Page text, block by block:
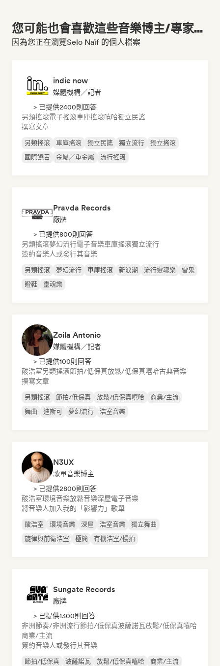
您可能也會喜歡這些音樂博主/專家...
因為您正在瀏覽Selo Naïf 的個人檔案
indie now
媒體機構／記者
> 已提供2400則回答
另類搖滾電子搖滾車庫搖滾嘻哈獨立民謠
撰寫文章
另類搖滾 車庫搖滾 獨立民謠 獨立流行
獨立搖滾
國際饒舌
金屬／重金屬 流行搖滾
Pravda Records
廠牌
> 已提供800則回答
另類搖滾夢幻流行電子音樂車庫搖滾獨立流行
簽約音樂人或發行其音樂
另類搖滾 夢幻流行 車庫搖滾 新浪潮 流行靈魂樂
雷鬼
瞪鞋
靈魂樂
Zoila Antonio
媒體機構／記者
> 已提供100則回答
酸浩室另類搖滾節拍/低保真放鬆/低保真嘻哈古典音樂
撰寫文章
另類搖滾 節拍/低保真 放鬆/低保真嘻哈
商業/主流
舞曲
迪斯可 夢幻流行 浩室音樂
N3UX
歌單音樂博主
> 已提供2800則回答
酸浩室環境音樂放鬆音樂深屋電子音樂
將音樂人加入我的「影響力」歌單
酸浩室 環境音樂 深屋 浩室音樂
獨立舞曲
旋律與前衛浩室
極簡 有機浩室/慢拍
Sungate Records
廠牌
> 已提供1300則回答
非洲節奏/非洲流行節拍/低保真波薩諾瓦放鬆/低保真嘻哈
商業/主流
簽約音樂人或發行其音樂
節拍/低保真 波薩諾瓦 放鬆/低保真嘻哈
商業/主流